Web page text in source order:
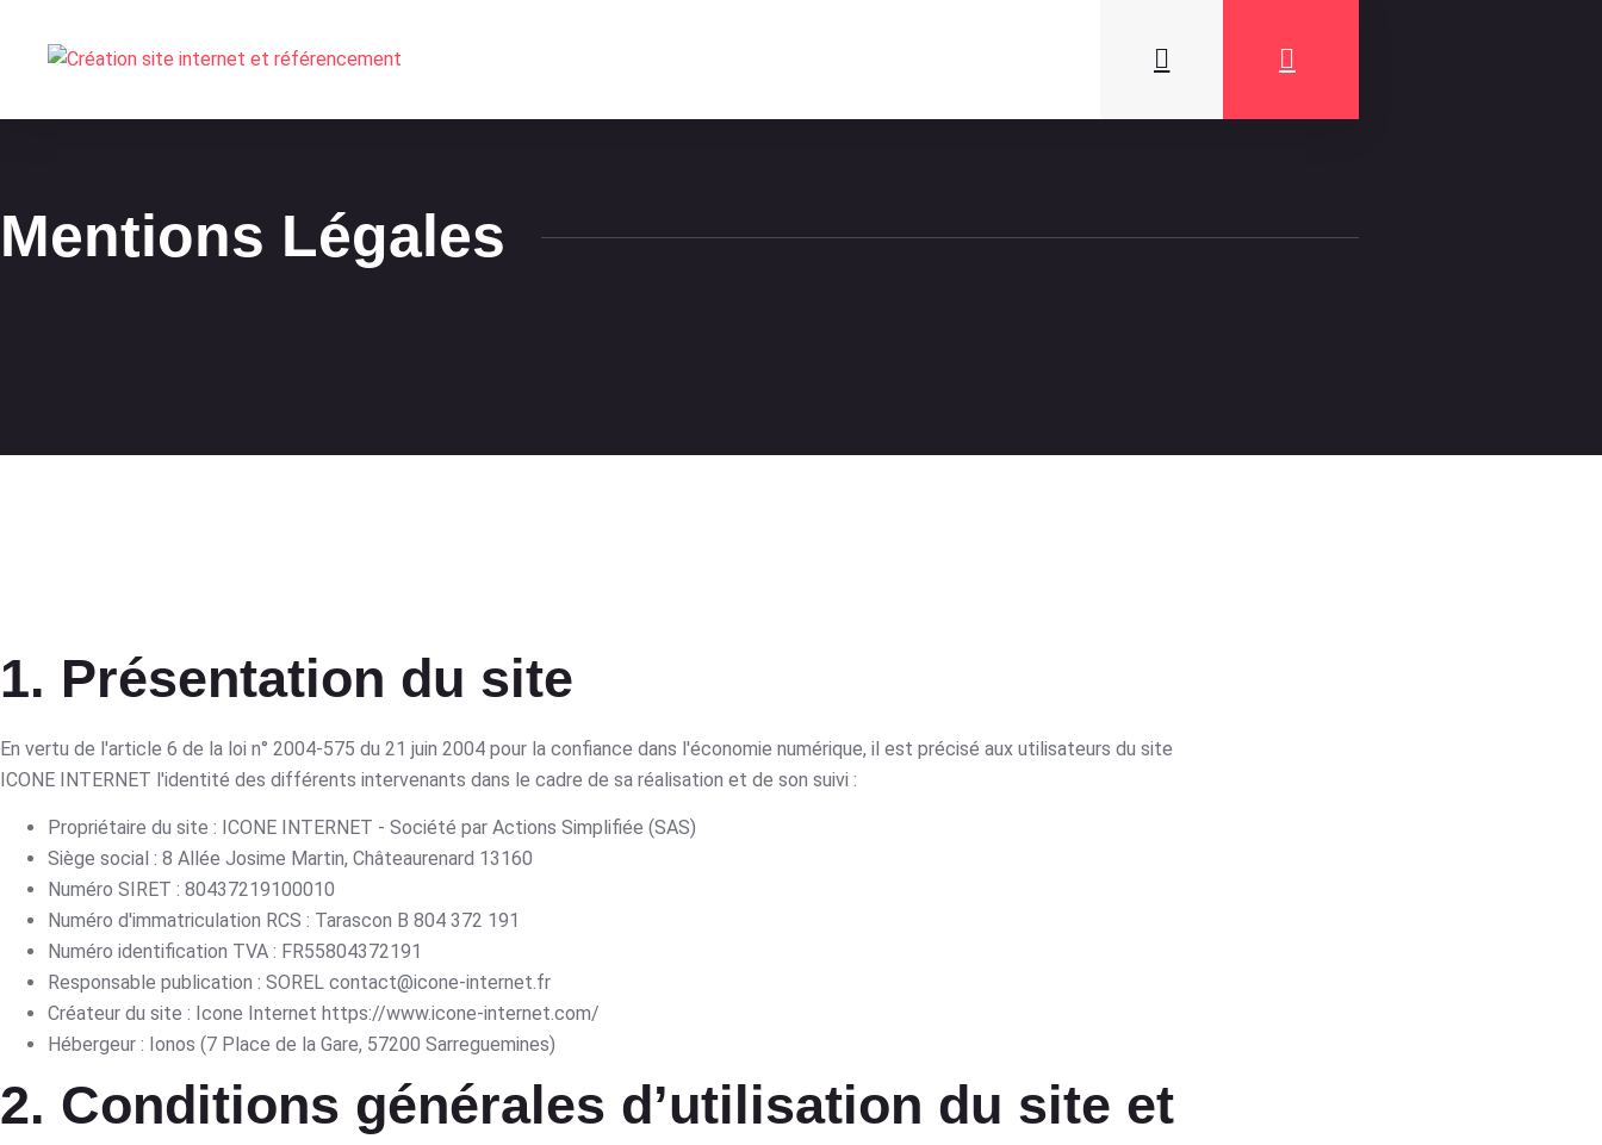
Mentions Légales
1. Présentation du site
En vertu de l'article 6 de la loi n° 2004-575 du 21 juin 2004 pour la confiance dans l'économie numérique, il est précisé aux utilisateurs du site
ICONE INTERNET l'identité des différents intervenants dans le cadre de sa réalisation et de son suivi :
Propriétaire du site : ICONE INTERNET - Société par Actions Simplifiée (SAS)
Siège social : 8 Allée Josime Martin, Châteaurenard 13160
Numéro SIRET : 80437219100010
Numéro d'immatriculation RCS : Tarascon B 804 372 191
Numéro identification TVA : FR55804372191
Responsable publication : SOREL contact@icone-internet.fr
Créateur du site : Icone Internet https://www.icone-internet.com/
Hébergeur : Ionos (7 Place de la Gare, 57200 Sarreguemines)
2. Conditions générales d’utilisation du site et